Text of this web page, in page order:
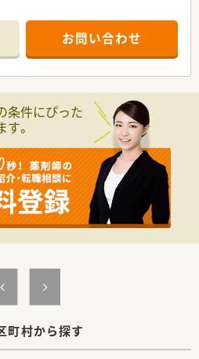
と好立地！アクセスしやすく通勤便利♪
心してご通勤いただけます
険にもご加入頂けます♪
内が就業先となりますので、お仕事前後
いただきます。その他、レジや品出し、
、店舗内研修も行っておりますので、
業いただけます！
／
す！60歳以上でもご応募が可能◎接客が
り安心してお勤めできる会社様です。
補助制度（食品5％、衣類・住居関連
、週5日、11時～20時までの間でご勤
お問い合わせ
条件にぴった
。
町村から探す